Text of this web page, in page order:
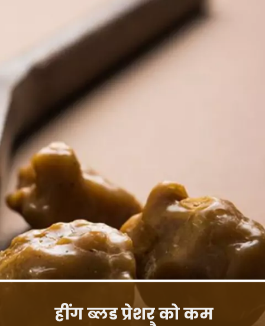
हींग ब्लड प्रेशर को कम